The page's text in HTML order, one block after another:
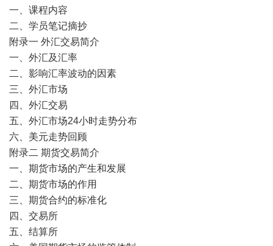
一、课程内容
二、学员笔记摘抄
附录一 外汇交易简介
一、外汇及汇率
二、影响汇率波动的因素
三、外汇市场
四、外汇交易
五、外汇市场24小时走势分布
六、美元走势回顾
附录二 期货交易简介
一、期货市场的产生和发展
二、期货市场的作用
三、期货合约的标准化
四、交易所
五、结算所